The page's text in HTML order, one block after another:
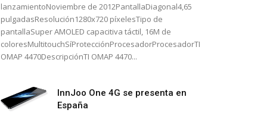
lanzamientoNoviembre de 2012PantallaDiagonal4,65
pulgadasResolución1280x720 píxelesTipo de
pantallaSuper AMOLED capacitiva táctil, 16M de
coloresMultitouchSíProtecciónProcesadorProcesadorTI
OMAP 4470DescripciónTI OMAP 4470...
InnJoo One 4G se presenta en
España